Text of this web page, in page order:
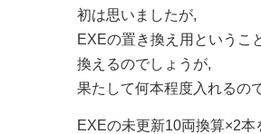
初は思いましたが,
EXEの置き換え用というこ
換えるのでしょうが,
果たして何本程度入れるの
EXEの未更新10両換算×2本